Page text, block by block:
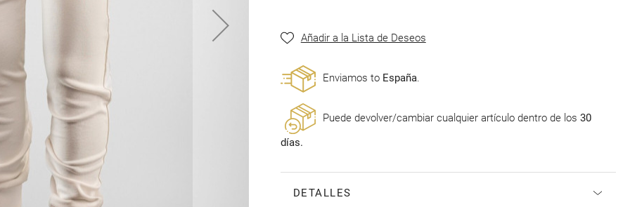
Añadir a la Lista de Deseos
Enviamos to España.
Puede devolver/cambiar cualquier artículo dentro de los 30
días.
DETALLES